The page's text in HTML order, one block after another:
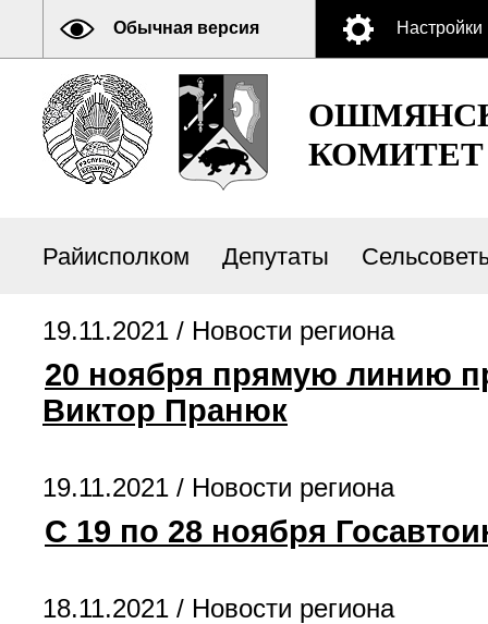
Обычная версия Настройки
КОМИТЕТ
Райисполком Депутаты
19.11.2021 / Новости региона
20 ноября прямую линию
Виктор Пранюк
19.11.2021 / Новости региона
С 19 по 28 ноября
18.11.2021 / Новости региона